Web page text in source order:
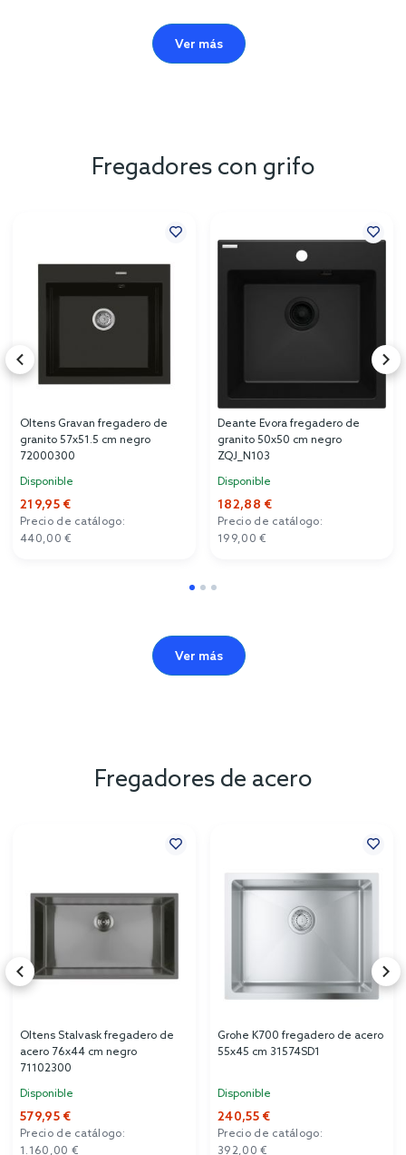
Ver más
Fregadores con grifo
Oltens Gravan fregadero de
granito 57x51.5 cm negro
72000300
Disponible
219,95 €
Precio de catálogo:
440,00 €
Deante Evora fregadero de
granito 50x50 cm negro
ZQJ_N103
Disponible
182,88 €
Precio de catálogo:
199,00 €
Ver más
Fregadores de acero
Oltens Stalvask fregadero de
acero 76x44 cm negro
71102300
Disponible
579,95 €
Precio de catálogo:
1.160,00 €
Grohe K700 fregadero de acero
55x45 cm 31574SD1
Disponible
240,55 €
Precio de catálogo:
392,00 €